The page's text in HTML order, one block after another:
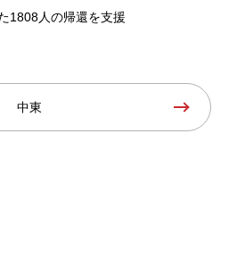
1808人の帰還を支援
中東